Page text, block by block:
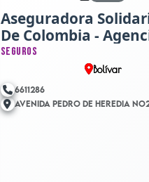
Aseguradora
De Colombia -
Ronda Real
Seguros
Bolívar
6611286
Avenida Pedro De Heredia